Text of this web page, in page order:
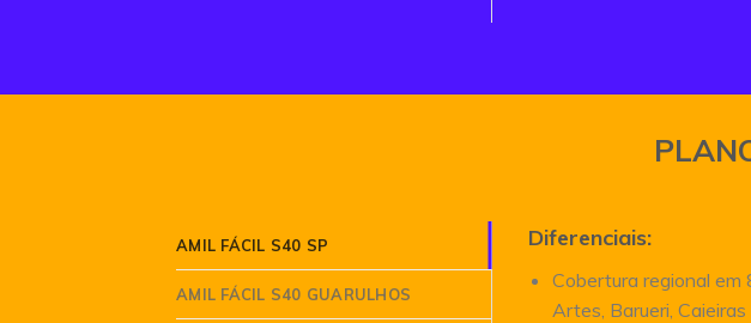
AMIL FÁCIL S40 SP
AMIL FÁCIL S40 GUARULHOS
Diferenciais:
Cobertura regional em
Artes, Barueri,